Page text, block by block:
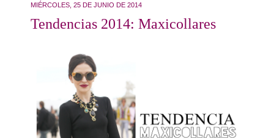
MIÉRCOLES, 25 DE JUNIO DE 2014
Tendencias 2014: Maxicollares